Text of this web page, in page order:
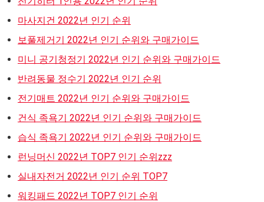
마사지건 2022년 인기 순위
보풀제거기 2022년 인기 순위와 구매가이드
미니 공기청정기 2022년 인기 순위와 구매가이드
반려동물 정수기 2022년 인기 순위
전기매트 2022년 인기 순위와 구매가이드
건식 족욕기 2022년 인기 순위와 구매가이드
습식 족욕기 2022년 인기 순위와 구매가이드
런닝머신 2022년 TOP7 인기 순위zzz
실내자전거 2022년 인기 순위 TOP7
워킹패드 2022년 TOP7 인기 순위